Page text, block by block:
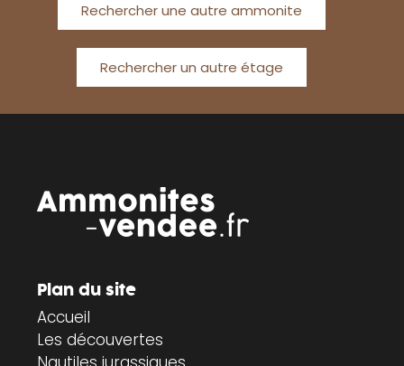
Rechercher une autre ammonite
Rechercher un autre étage
Plan du site
Accueil
Les découvertes